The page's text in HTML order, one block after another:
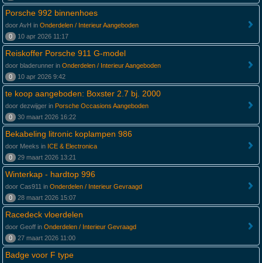
Porsche 992 binnenhoes
door AvH in Onderdelen / Interieur Aangeboden
0
10 apr 2026 11:17
Reiskoffer Porsche 911 G-model
door bladerunner in Onderdelen / Interieur Aangeboden
0
10 apr 2026 9:42
te koop aangeboden: Boxster 2.7 bj. 2000
door dezwijger in Porsche Occasions Aangeboden
0
30 maart 2026 16:22
Bekabeling litronic koplampen 986
door Meeks in ICE & Electronica
0
29 maart 2026 13:21
Winterkap - hardtop 996
door Cas911 in Onderdelen / Interieur Gevraagd
0
28 maart 2026 15:07
Racedeck vloerdelen
door Geoff in Onderdelen / Interieur Gevraagd
0
27 maart 2026 11:00
Badge voor F type